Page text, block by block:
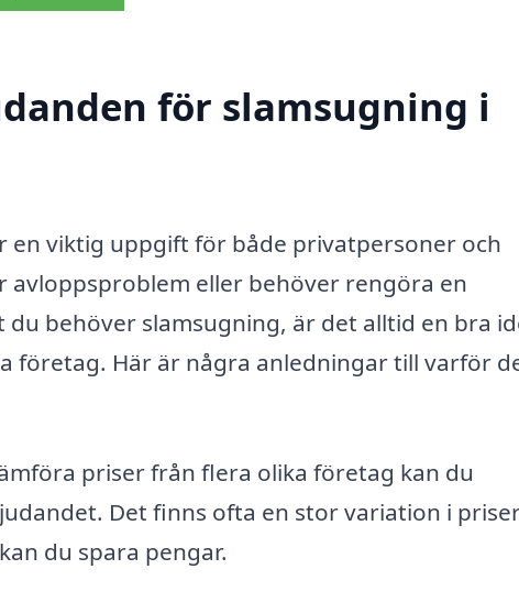
för slamsugning i
en viktig uppgift för både privatpersoner och
eller behöver rengöra en
behöver slamsugning, är det alltid en bra
företag. Här är några anledningar till varför
priser från flera olika företag kan du
Det finns ofta en stor variation i
du spara pengar.